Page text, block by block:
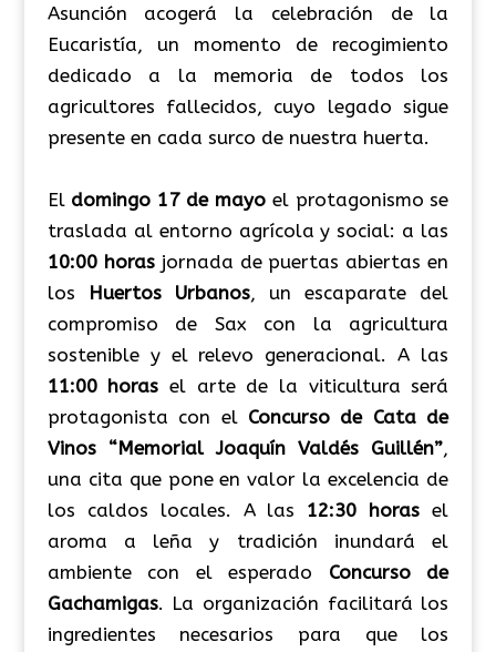
Asunción acogerá la celebración de la
Eucaristía, un momento de recogimiento
dedicado a la memoria de todos los
agricultores fallecidos, cuyo legado sigue
presente en cada surco de nuestra huerta.
El domingo 17 de mayoel protagonismo se
traslada al entorno agrícola y social: a las
10:00 horasjornada de puertas abiertas en
los
Huertos Urbanos, un escaparate del
compromiso de Sax con la agricultura
sostenible y el relevo generacional. A las
11:00 horas el arte de la viticultura será
protagonista con el Concurso de Cata de
Vinos “Memorial Joaquín Valdés Guillén”,
una cita que pone en valor la excelencia de
los caldos locales. A las 12:30 horasel
aroma a leña y tradición inundará el
ambiente con el esperado Concurso de
Gachamigas. La organización facilitará los
ingredientes necesarios para que los